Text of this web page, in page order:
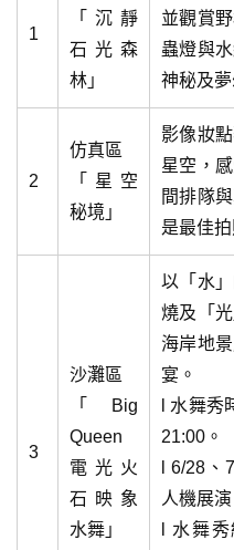
1
「沉靜
石光森
林」
並觀賞
蟲燈與
神秘及夢
2
仿真區
「星空
秘境」
影像妝
星空，
間排隊
是最佳
3
沙灘區
「Big
Queen
電光火
石映象
水舞」
以「水
燒及「
海岸地
宴。
l 水舞
21:00。
l 6/28
人機展演
l 水舞